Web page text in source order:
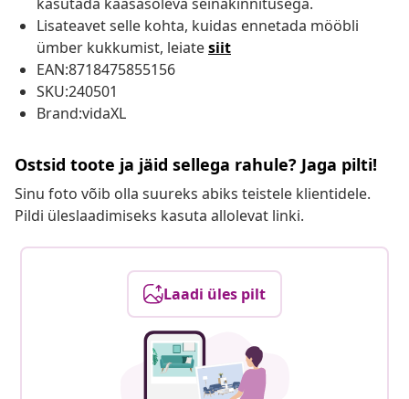
Lisateavet selle kohta, kuidas ennetada mööbli
ümber kukkumist, leiatesiit
EAN:8718475855156
SKU:240501
Brand:vidaXL
Ostsid toote ja jäid sellega rahule? Jaga pilti!
Sinu foto võib olla suureks abiks teistele klientidele.
Pildi üleslaadimiseks kasuta allolevat linki.
Laadi üles pilt